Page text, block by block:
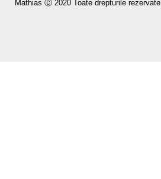
Mathias Ⓒ 2020 Toate drepturile rezervate